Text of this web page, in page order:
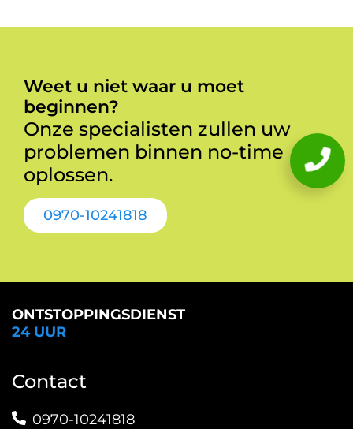
Weet u niet waar u moet
beginnen?
Onze specialisten zullen uw
problemen binnen no-time
oplossen.
0970-10241818
ONTSTOPPINGSDIENST
24 UUR
Contact
0970-10241818